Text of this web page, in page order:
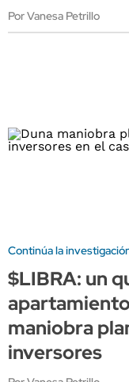
Por Vanesa Petrillo
Continúa la
$LIBRA: un
maniobra
inversores